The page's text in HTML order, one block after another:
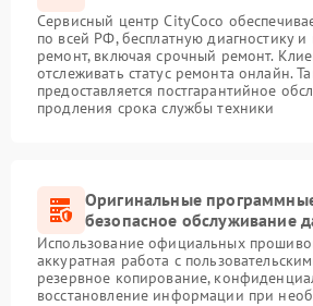
Сервисный центр CityCoco
по всей РФ, бесплатную диагностику и
ремонт, включая срочный ремонт.
отслеживать статус ремонта онлайн.
предоставляется постгарантийное
продления срока службы техники
Оригинальные
безопасное обслуживание
Использование официальных
аккуратная работа с
резервное копирование,
восстановление информации при